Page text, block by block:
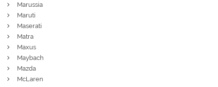
Marussia
Maruti
Maserati
Matra
Maxus
Maybach
Mazda
McLaren